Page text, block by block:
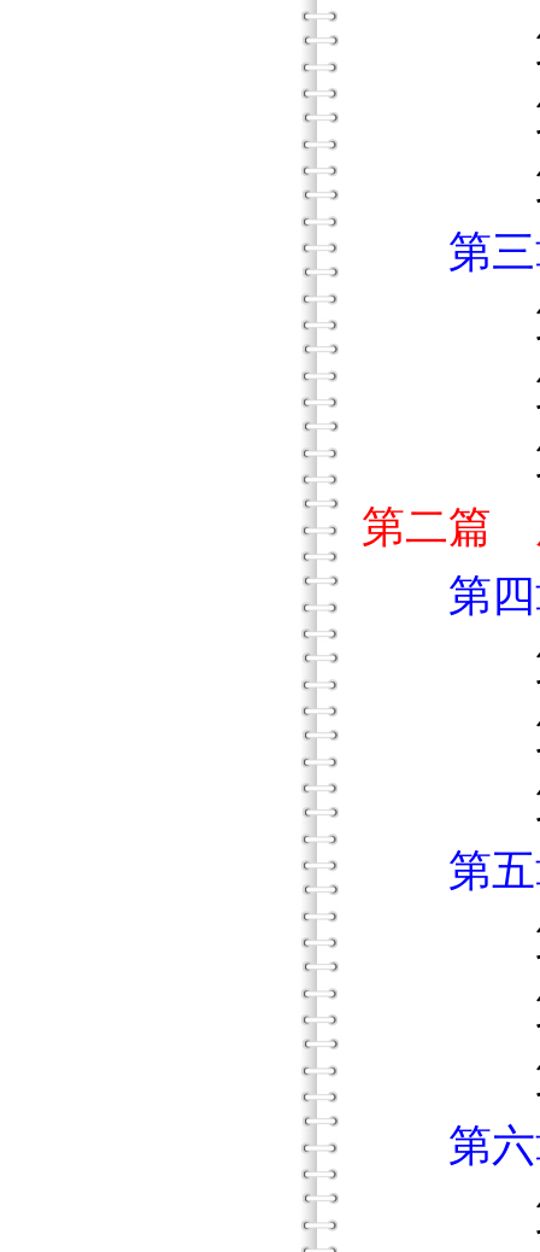
第一
第二
第三
第
第一
第二
第三
第二篇
第
第一
第二
第三
第
第一
第二
第三
第
第一